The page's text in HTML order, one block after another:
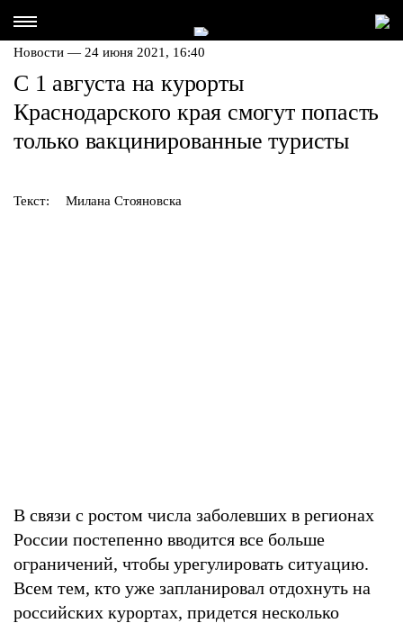
Новости — 24 июня 2021, 16:40
С 1 августа на курорты
Краснодарского края смогут попасть
только вакцинированные туристы
Текст: Милана Стояновска
В связи с ростом числа заболевших в регионах
России постепенно вводится все больше
ограничений, чтобы урегулировать ситуацию.
Всем тем, кто уже запланировал отдохнуть на
российских курортах, придется несколько